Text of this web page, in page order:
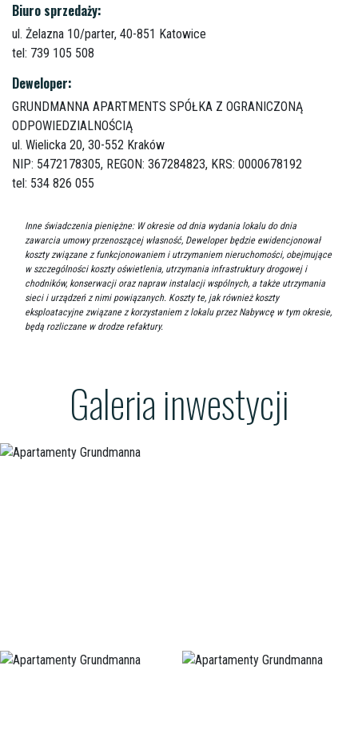
Biuro sprzedaży:
ul. Żelazna 10/parter, 40-851 Katowice
tel: 739 105 508
Deweloper:
GRUNDMANNA APARTMENTS SPÓŁKA Z OGRANICZONĄ
ODPOWIEDZIALNOŚCIĄ
ul. Wielicka 20, 30-552 Kraków
NIP: 5472178305, REGON: 367284823, KRS: 0000678192
tel: 534 826 055
Inne świadczenia pieniężne: W okresie od dnia wydania lokalu do dnia
zawarcia umowy przenoszącej własność, Deweloper będzie ewidencjonował
koszty związane z funkcjonowaniem i utrzymaniem nieruchomości, obejmujące
w szczególności koszty oświetlenia, utrzymania infrastruktury drogowej i
chodników, konserwacji oraz napraw instalacji wspólnych, a także utrzymania
sieci i urządzeń z nimi powiązanych. Koszty te, jak również koszty
eksploatacyjne związane z korzystaniem z lokalu przez Nabywcę w tym okresie,
będą rozliczane w drodze refaktury.
Galeria inwestycji